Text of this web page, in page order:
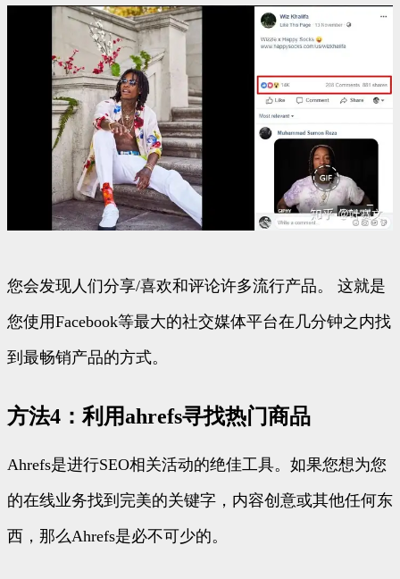
您会发现人们分享/喜欢和评论许多流行产品。 这就是
您使用Facebook等最大的社交媒体平台在几分钟之内找
到最畅销产品的方式。
方法4：利用ahrefs寻找热门商品
Ahrefs是进行SEO相关活动的绝佳工具。如果您想为您
的在线业务找到完美的关键字，内容创意或其他任何东
西，那么Ahrefs是必不可少的。